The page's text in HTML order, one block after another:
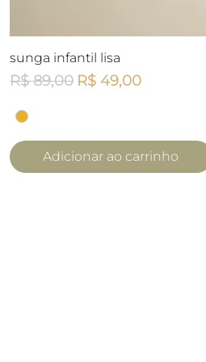
Visualização rápida
sunga infantil lisa
Preço normal
R$ 89,00 Preço promocional
R$ 49,00
Adicionar ao carrinho